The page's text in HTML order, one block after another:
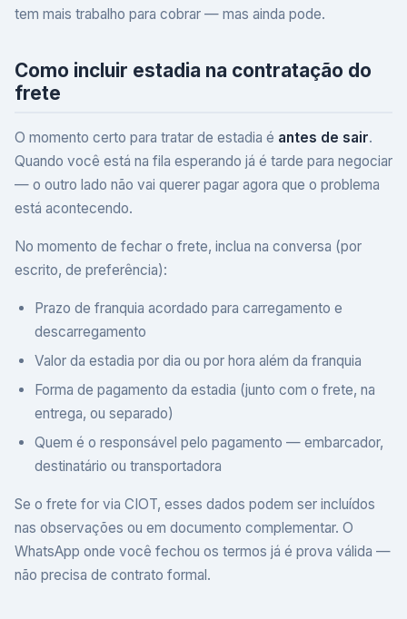
tem mais trabalho para cobrar — mas ainda pode.
Como incluir estadia na contratação do
frete
O momento certo para tratar de estadia é antes de sair.
Quando você está na fila esperando já é tarde para negociar
— o outro lado não vai querer pagar agora que o problema
está acontecendo.
No momento de fechar o frete, inclua na conversa (por
escrito, de preferência):
Prazo de franquia acordado para carregamento e
descarregamento
Valor da estadia por dia ou por hora além da franquia
Forma de pagamento da estadia (junto com o frete, na
entrega, ou separado)
Quem é o responsável pelo pagamento — embarcador,
destinatário ou transportadora
Se o frete for via CIOT, esses dados podem ser incluídos
nas observações ou em documento complementar. O
WhatsApp onde você fechou os termos já é prova válida —
não precisa de contrato formal.